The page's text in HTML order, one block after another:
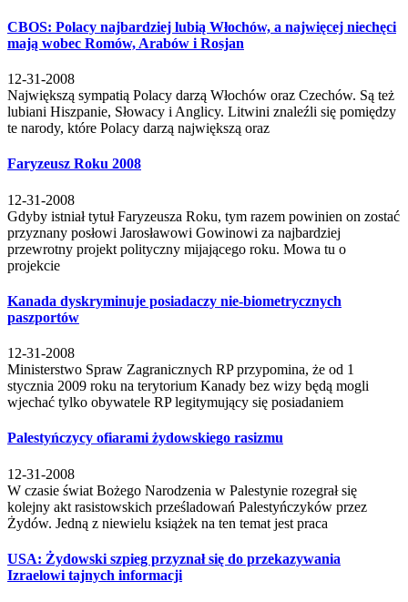
CBOS: Polacy najbardziej lubią Włochów, a najwięcej niechęci
mają wobec Romów, Arabów i Rosjan
12-31-2008
Największą sympatią Polacy darzą Włochów oraz Czechów. Są też
lubiani Hiszpanie, Słowacy i Anglicy. Litwini znaleźli się pomiędzy
te narody, które Polacy darzą największą oraz
Faryzeusz Roku 2008
12-31-2008
Gdyby istniał tytuł Faryzeusza Roku, tym razem powinien on zostać
przyznany posłowi Jarosławowi Gowinowi za najbardziej
przewrotny projekt polityczny mijającego roku. Mowa tu o
projekcie
Kanada dyskryminuje posiadaczy nie-biometrycznych
paszportów
12-31-2008
Ministerstwo Spraw Zagranicznych RP przypomina, że od 1
stycznia 2009 roku na terytorium Kanady bez wizy będą mogli
wjechać tylko obywatele RP legitymujący się posiadaniem
Palestyńczycy ofiarami żydowskiego rasizmu
12-31-2008
W czasie świat Bożego Narodzenia w Palestynie rozegrał się
kolejny akt rasistowskich prześladowań Palestyńczyków przez
Żydów. Jedną z niewielu książek na ten temat jest praca
USA: Żydowski szpieg przyznał się do przekazywania
Izraelowi tajnych informacji